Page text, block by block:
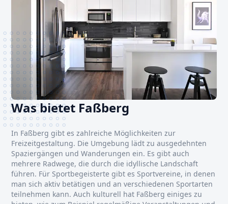
Was bietet Faßberg
In Faßberg gibt es zahlreiche Möglichkeiten zur
Freizeitgestaltung. Die Umgebung lädt zu ausgedehnten
Spaziergängen und Wanderungen ein. Es gibt auch
mehrere Radwege, die durch die idyllische Landschaft
führen. Für Sportbegeisterte gibt es Sportvereine, in denen
man sich aktiv betätigen und an verschiedenen Sportarten
teilnehmen kann. Auch kulturell hat Faßberg einiges zu